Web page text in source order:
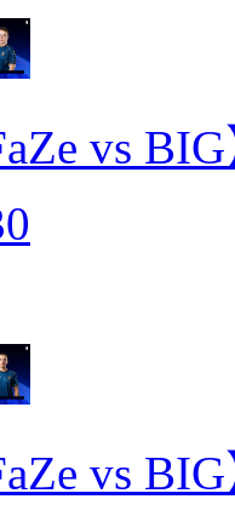
vs
vs